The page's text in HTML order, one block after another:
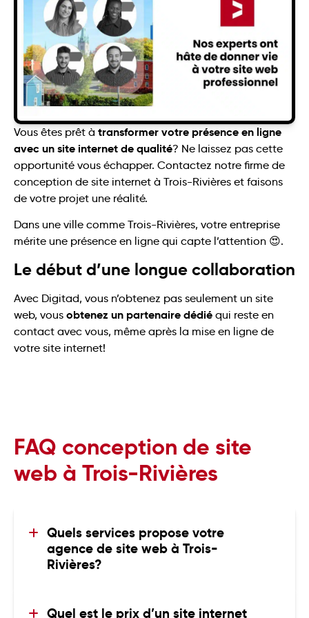
Vous êtes prêt à transformer votre présence en ligne
avec un site internet de qualité? Ne laissez pas cette
opportunité vous échapper. Contactez notre firme de
conception de site internet à Trois-Rivières et faisons
de votre projet une réalité.
Dans une ville comme Trois-Rivières, votre entreprise
mérite une présence en ligne qui capte l’attention 😍.
Le début d’une longue collaboration
Avec Digitad, vous n’obtenez pas seulement un site
web, vous obtenez un partenaire dédié qui reste en
contact avec vous, même après la mise en ligne de
votre site internet!
FAQ conception de site
web à Trois-Rivières
Quels services propose votre
agence de site web à Trois-
spécialisée en conception de sites web offre
Quel est le prix d’un site internet